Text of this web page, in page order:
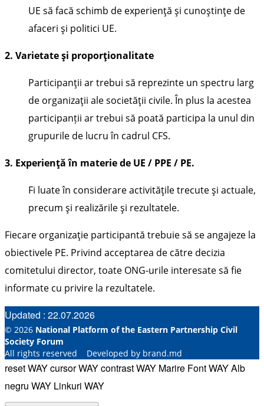
UE să facă schimb de experienţă şi cunoştinţe de
afaceri şi politici UE.
2. Varietate şi proporţionalitate
Participanţii ar trebui să reprezinte un spectru larg
de organizaţii ale societăţii civile. În plus la acestea
participanții ar trebui să poată participa la unul din
grupurile de lucru în cadrul CFS.
3. Experienţă în materie de UE / PPE / PE.
Fi luate în considerare activităţile trecute şi actuale,
precum şi realizările şi rezultatele.
Fiecare organizaţie participantă trebuie să se angajeze la
obiectivele PE. Privind acceptarea de către decizia
comitetului director, toate ONG-urile interesate să fie
informate cu privire la rezultatele.
Updated : 22.07.2026
© 2026 National Platform of the Eastern Partnership Civil
Society Forum
All rights reserved Developed by brand.md
reset WAYcursor WAYcontrast WAY Marire Font WAYAlb
negru WAY Linkuri WAY